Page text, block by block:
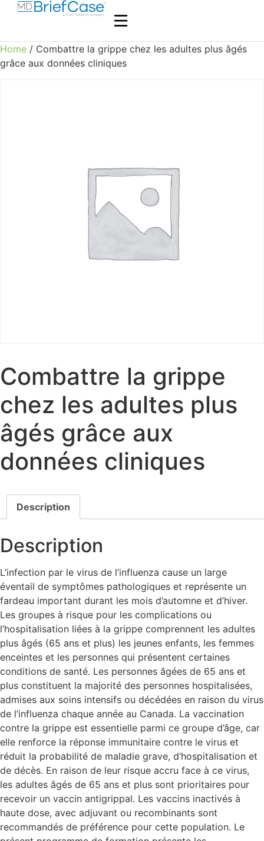
Home / Combattre la grippe chez les adultes plus âgés
grâce aux données cliniques
Combattre la grippe
chez les adultes plus
âgés grâce aux
données cliniques
Description
Description
L’infection par le virus de l’influenza cause un large
éventail de symptômes pathologiques et représente un
fardeau important durant les mois d’automne et d’hiver.
Les groupes à risque pour les complications ou
l’hospitalisation liées à la grippe comprennent les adultes
plus âgés (65 ans et plus) les jeunes enfants, les femmes
enceintes et les personnes qui présentent certaines
conditions de santé. Les personnes âgées de 65 ans et
plus constituent la majorité des personnes hospitalisées,
admises aux soins intensifs ou décédées en raison du virus
de l’influenza chaque année au Canada. La vaccination
contre la grippe est essentielle parmi ce groupe d’âge, car
elle renforce la réponse immunitaire contre le virus et
réduit la probabilité de maladie grave, d’hospitalisation et
de décès. En raison de leur risque accru face à ce virus,
les adultes âgés de 65 ans et plus sont prioritaires pour
recevoir un vaccin antigrippal. Les vaccins inactivés à
haute dose, avec adjuvant ou recombinants sont
recommandés de préférence pour cette population. Le